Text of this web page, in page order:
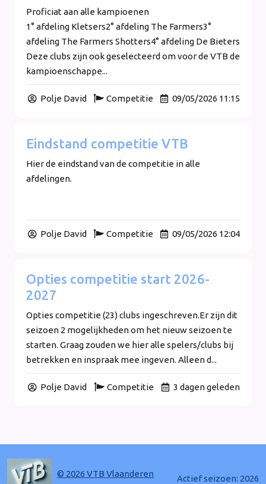
Proficiat aan alle kampioenen
1° afdeling Kletsers2° afdeling The Farmers3°
afdeling The Farmers Shotters4° afdeling De Bieters
Deze clubs zijn ook geselecteerd om voor de VTB de
kampioenschappe...
Polje David Competitie 09/05/2026 11:15
Eindstand competitie VTB
Hier de eindstand van de competitie in alle
afdelingen.
Polje David Competitie 09/05/2026 12:04
Opties competitie start 2026-
2027
Opties competitie (23) clubs ingeschreven.Er zijn dit
seizoen 2 mogelijkheden om het nieuw seizoen te
starten. Graag zouden we hier alle spelers/clubs bij
betrekken en inspraak mee ingeven. Alleen d...
Polje David Competitie 3 dagen geleden
© 2026 VTB Vlaanderen Actief seizoen: 2026